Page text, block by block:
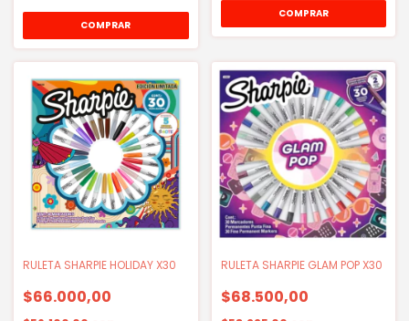
COMPRAR
RULETA SHARPIE HOLIDAY X30
$66.000,00
RULETA SHARPIE GLAM POP X30
$68.500,00